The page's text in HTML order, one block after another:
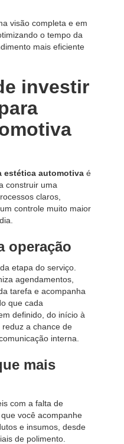
visão completa e em
o tempo da
mais eficiente
investir
estética automotiva é
construir uma
claros,
controle muito maior
operação
etapa do serviço.
agendamentos,
tarefa e acompanha
que cada
definido, do início à
a chance de
interna.
mais
com a falta de
você acompanhe
e insumos, desde
de polimento.